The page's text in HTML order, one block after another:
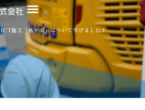
ICT施工「杭ナビ」について学びました！